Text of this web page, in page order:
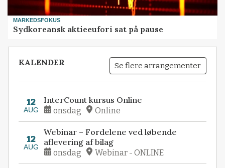
MARKEDSFOKUS
Sydkoreansk aktieeufori sat på pause
KALENDER Se flere arrangementer
12
AUG
InterCount kursus Online
onsdag Online
12
AUG
Webinar – Fordelene ved løbende
aflevering af bilag
onsdag Webinar - ONLINE